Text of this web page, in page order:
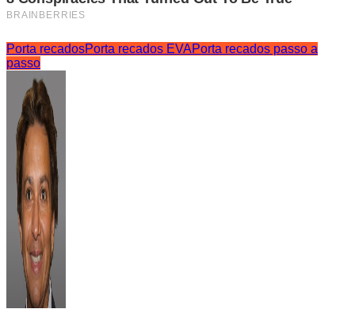
Porta recadosPorta recados EVAPorta recados passo a
passo